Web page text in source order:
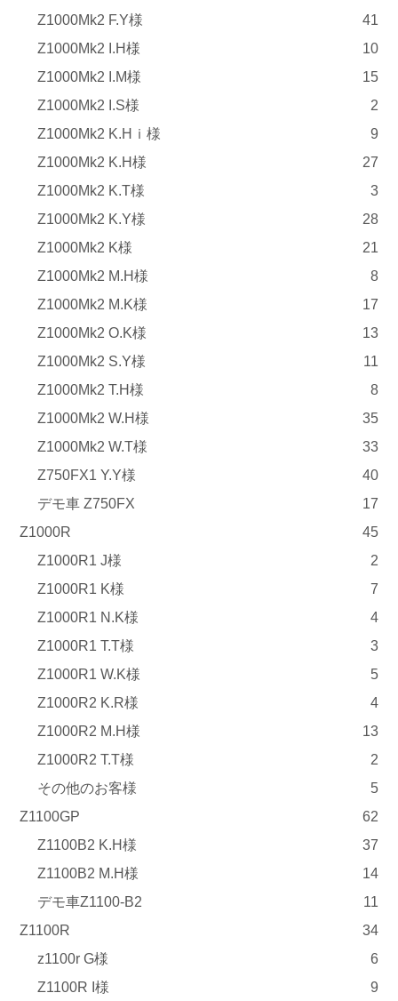
Z1000Mk2 F.Y様
41
Z1000Mk2 I.H様
10
Z1000Mk2 I.M様
15
Z1000Mk2 I.S様
2
Z1000Mk2 K.Hｉ様
9
Z1000Mk2 K.H様
27
Z1000Mk2 K.T様
3
Z1000Mk2 K.Y様
28
Z1000Mk2 K様
21
Z1000Mk2 M.H様
8
Z1000Mk2 M.K様
17
Z1000Mk2 O.K様
13
Z1000Mk2 S.Y様
11
Z1000Mk2 T.H様
8
Z1000Mk2 W.H様
35
Z1000Mk2 W.T様
33
Z750FX1 Y.Y様
40
デモ車 Z750FX
17
Z1000R
45
Z1000R1 J様
2
Z1000R1 K様
7
Z1000R1 N.K様
4
Z1000R1 T.T様
3
Z1000R1 W.K様
5
Z1000R2 K.R様
4
Z1000R2 M.H様
13
Z1000R2 T.T様
2
その他のお客様
5
Z1100GP
62
Z1100B2 K.H様
37
Z1100B2 M.H様
14
デモ車Z1100-B2
11
Z1100R
34
z1100r G様
6
Z1100R I様
9